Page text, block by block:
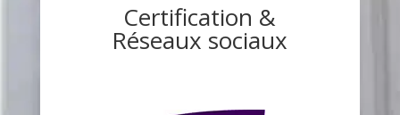
Certification &
Réseaux sociaux